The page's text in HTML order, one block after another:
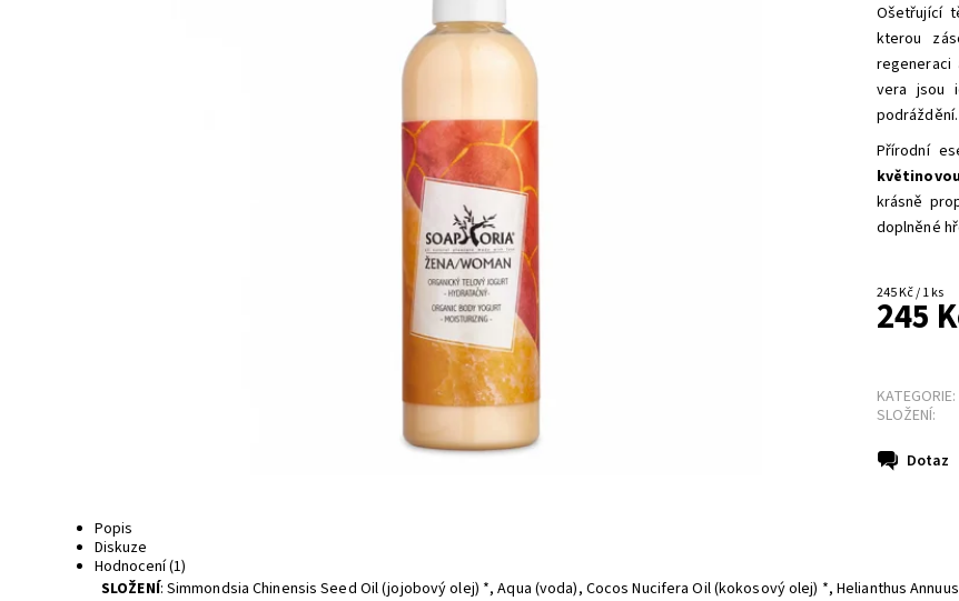
Ošetřující
kterou
regeneraci
vera jsou
podráždění.
Přírodní
krásně
doplněné
245 Kč / 1 ks
245
KATEGORIE:
SLOŽENÍ:
Dotaz
Popis
Diskuze
Hodnocení (1)
SLOŽENÍ: Simmondsia Chinensis Seed Oil (jojobový olej) *, Aqua (voda), Cocos Nucifera Oil (kokosový olej) *, Helianthus